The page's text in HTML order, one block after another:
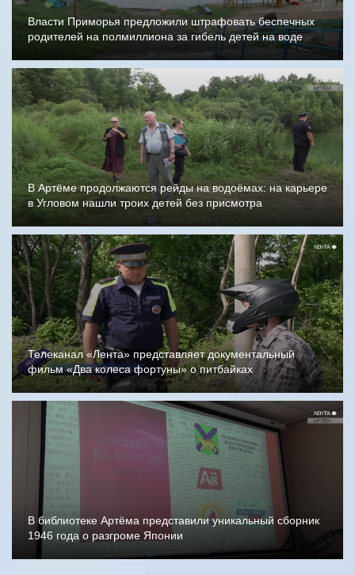
Власти Приморья предложили штрафовать беспечных
родителей на полмиллиона за гибель детей на воде
В Артёме продолжаются рейды на водоёмах: на карьере
в Угловом нашли троих детей без присмотра
Телеканал «Лента» представляет документальный
фильм «Два колеса фортуны» о питбайках
В библиотеке Артёма представили уникальный сборник
1946 года о разгроме Японии